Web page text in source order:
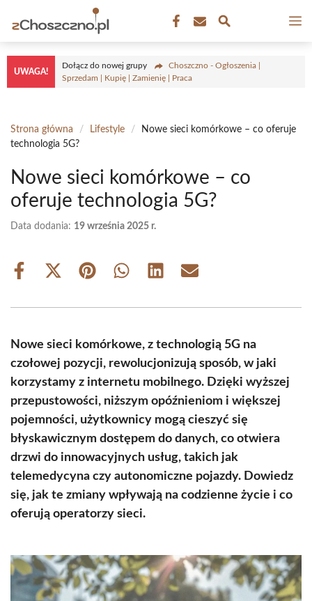
treści
UWAGA!
Dołącz do nowej grupy
Choszczno - Ogłoszenia |
Sprzedam | Kupię | Zamienię | Praca
Strona główna / Lifestyle /
Nowe sieci komórkowe – co oferuje
technologia 5G?
Nowe sieci komórkowe – co
oferuje technologia 5G?
Data dodania: 19 września 2025 r.
Share
Share
(Twitter)
Share Share Share Share
Nowe sieci komórkowe, z technologią 5G na
czołowej pozycji, rewolucjonizują sposób, w jaki
korzystamy z internetu mobilnego. Dzięki wyższej
przepustowości, niższym opóźnieniom i większej
pojemności, użytkownicy mogą cieszyć się
błyskawicznym dostępem do danych, co otwiera
drzwi do innowacyjnych usług, takich jak
telemedycyna czy autonomiczne pojazdy. Dowiedz
się, jak te zmiany wpływają na codzienne życie i co
oferują operatorzy sieci.